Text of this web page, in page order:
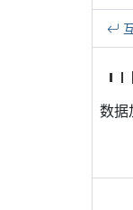
数据